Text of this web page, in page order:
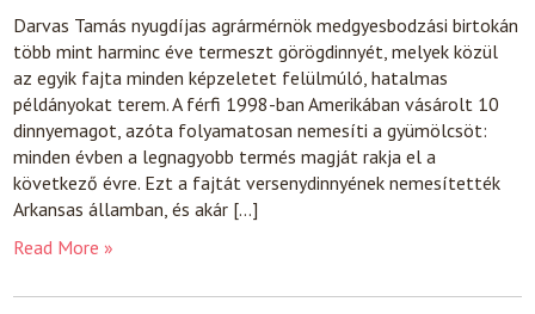
Darvas Tamás nyugdíjas agrármérnök medgyesbodzási birtokán
több mint harminc éve termeszt görögdinnyét, melyek közül
az egyik fajta minden képzeletet felülmúló, hatalmas
példányokat terem. A férfi 1998-ban Amerikában vásárolt 10
dinnyemagot, azóta folyamatosan nemesíti a gyümölcsöt:
minden évben a legnagyobb termés magját rakja el a
következő évre. Ezt a fajtát versenydinnyének nemesítették
Arkansas államban, és akár […]
Read More »